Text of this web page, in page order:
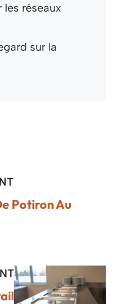
réseaux
sur la
Potiron Au